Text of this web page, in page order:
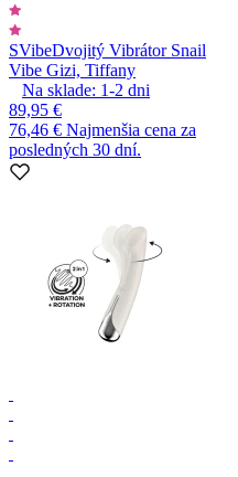
SVibeDvojitý Vibrátor Snail
Vibe Gizi, Tiffany
Na sklade: 1-2 dni
89,95 €
76,46 € Najmenšia cena za
posledných 30 dní.